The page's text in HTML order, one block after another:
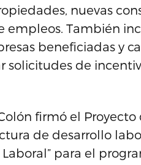
nuevas
empleos. También
beneficiadas y
solicitudes de
firmó el Proyecto
de desarrollo
para el